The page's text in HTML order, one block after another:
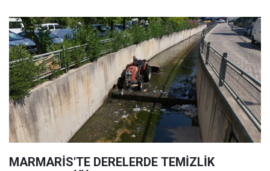
MARMARİS'TE DERELERDE TEMİZLİK